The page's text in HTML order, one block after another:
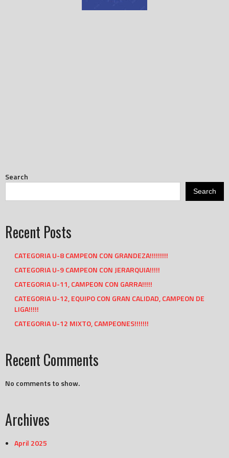
Search
Search
Recent Posts
CATEGORIA U-8 CAMPEON CON GRANDEZA!!!!!!!!!
CATEGORIA U-9 CAMPEON CON JERARQUIA!!!!!
CATEGORIA U-11, CAMPEON CON GARRA!!!!!
CATEGORIA U-12, EQUIPO CON GRAN CALIDAD, CAMPEON DE
LIGA!!!!!
CATEGORIA U-12 MIXTO, CAMPEONES!!!!!!!
Recent Comments
No comments to show.
Archives
April 2025